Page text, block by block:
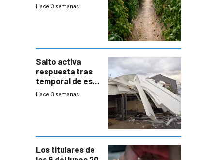
afectados tras
Hace 3 semanas
Salto activa
respuesta tras
temporal de este
sábado con
Hace 3 semanas
Los titulares de